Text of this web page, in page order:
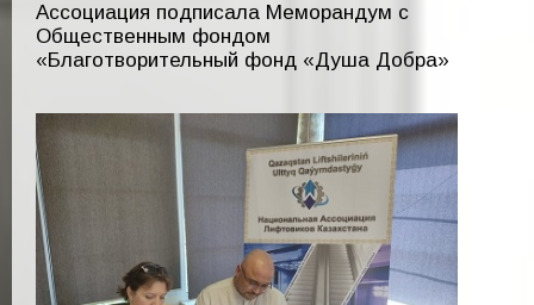
Ассоциация подписала Меморандум с
Общественным фондом
«Благотворительный фонд «Душа Добра»